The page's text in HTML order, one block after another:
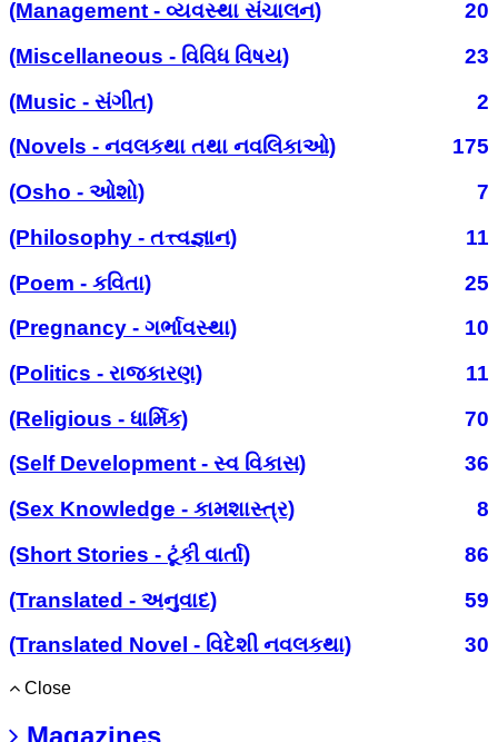
(Management - વ્યવસ્થા સંચાલન)
20
(Miscellaneous - વિવિધ વિષય)
23
(Music - સંગીત)
2
(Novels - નવલકથા તથા નવલિકાઓ)
175
(Osho - ઓશો)
7
(Philosophy - તત્ત્વજ્ઞાન)
11
(Poem - કવિતા)
25
(Pregnancy - ગર્ભાવસ્થા)
10
(Politics - રાજકારણ)
11
(Religious - ધાર્મિક)
70
(Self Development - સ્વ વિકાસ)
36
(Sex Knowledge - કામશાસ્ત્ર)
8
(Short Stories - ટૂંકી વાર્તા)
86
(Translated - અનુવાદ)
59
(Translated Novel - વિદેશી નવલકથા)
30
Close
Magazines